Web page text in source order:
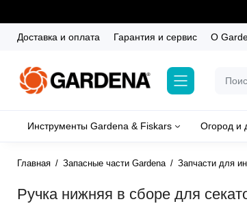
Доставка и оплата Гарантия и сервис О
Инструменты Gardena & Fiskars Огород и
Главная Запасные части Gardena Запчасти для
Ручка нижняя в сборе для